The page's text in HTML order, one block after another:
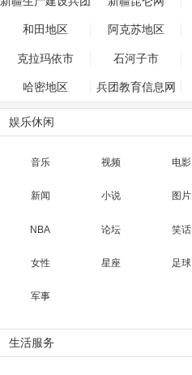
和田地区 阿克苏地区
克拉玛依市 石河子市
哈密地区 兵团教育信息网
娱乐休闲
音乐 视频 电影
新闻 小说 图片
NBA 论坛 笑话
女性 星座 足球
军事
生活服务